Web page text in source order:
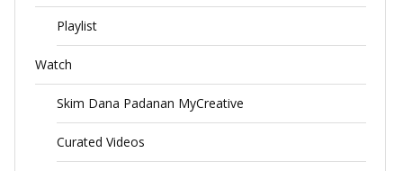
Playlist
Watch
Skim Dana Padanan MyCreative
Curated Videos